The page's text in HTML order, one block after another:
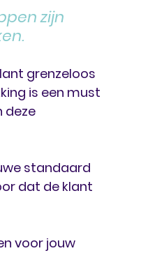
zijn
grenzeloos
is een must
deze
standaard
dat de klant
voor jouw